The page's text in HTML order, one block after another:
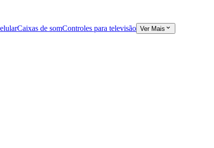
Caixas de somControles para televisão Ver Mais